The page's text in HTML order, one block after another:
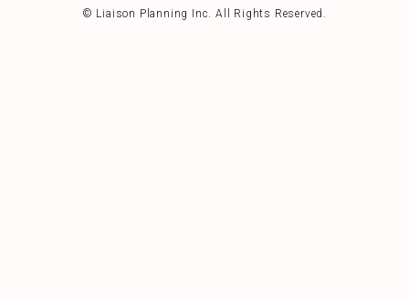
© Liaison Planning Inc. All Rights Reserved.